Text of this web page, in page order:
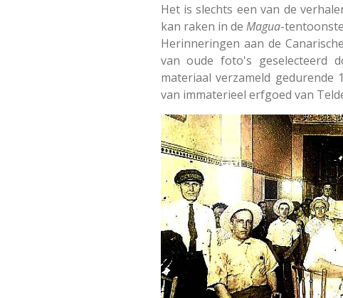
Het is slechts een van de
kan raken in de Magua-
Herinneringen aan de
van oude foto's geselecteerd
materiaal verzameld
van immaterieel erfgoed van